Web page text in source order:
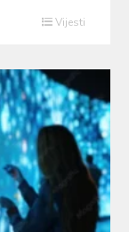
Vijesti